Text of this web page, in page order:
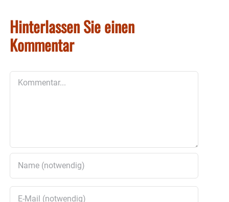
Hinterlassen Sie einen
Kommentar